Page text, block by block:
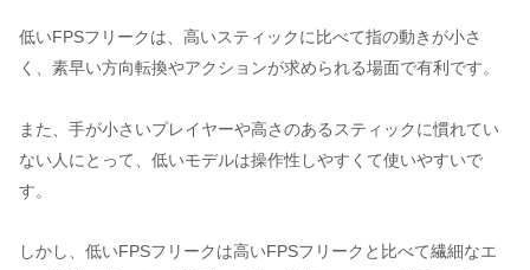
低いFPSフリークは、高いスティックに比べて指の動きが小さ
く、素早い方向転換やアクションが求められる場面で有利です。
また、手が小さいプレイヤーや高さのあるスティックに慣れてい
ない人にとって、低いモデルは操作性しやすくて使いやすいで
す。
しかし、低いFPSフリークは高いFPSフリークと比べて繊細なエ